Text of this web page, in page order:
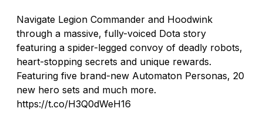
Navigate Legion Commander and Hoodwink
through a massive, fully-voiced Dota story
featuring a spider-legged convoy of deadly robots,
heart-stopping secrets and unique rewards.
Featuring five brand-new Automaton Personas, 20
new hero sets and much more.
https://t.co/H3Q0dWeH16